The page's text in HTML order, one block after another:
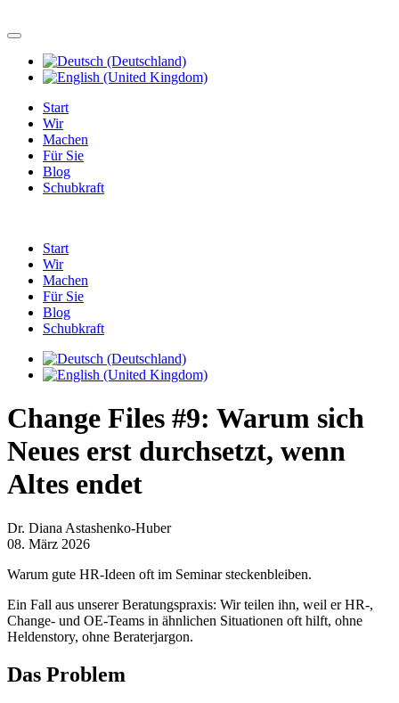
Start
Wir
Machen
Für Sie
Blog
Schubkraft
Start
Wir
Machen
Für Sie
Blog
Schubkraft
Change Files #9: Warum sich
Neues erst durchsetzt, wenn
Altes endet
Dr. Diana Astashenko-Huber
08. März 2026
Warum gute HR-Ideen oft im Seminar steckenbleiben.
Ein Fall aus unserer Beratungspraxis: Wir teilen ihn, weil er HR-,
Change- und OE-Teams in ähnlichen Situationen oft hilft, ohne
Heldenstory, ohne Beraterjargon.
Das Problem